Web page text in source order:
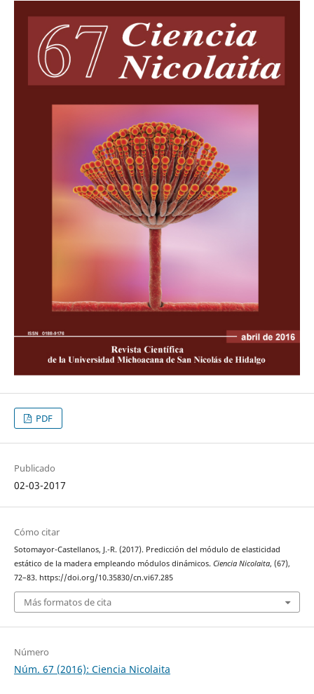
PDF
Publicado
02-03-2017
Cómo citar
Sotomayor-Castellanos, J.-R. (2017). Predicción del módulo de elasticidad
estático de la madera empleando módulos dinámicos. Ciencia Nicolaita, (67),
72–83. https://doi.org/10.35830/cn.vi67.285
Más formatos de cita
Número
Núm. 67 (2016): Ciencia Nicolaita